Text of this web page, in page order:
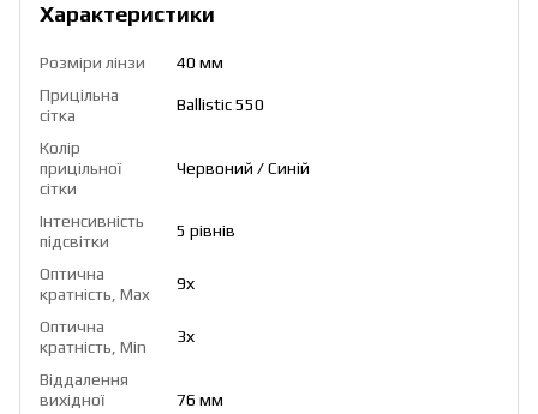
Характеристики
Розміри лінзи
40 мм
Прицільна
сітка
Ballistic 550
Колір
прицільної
сітки
Червоний / Синій
Інтенсивність
підсвітки
5 рівнів
Оптична
кратність, Max
9х
Оптична
кратність, Min
3х
Віддалення
вихідної
76 мм